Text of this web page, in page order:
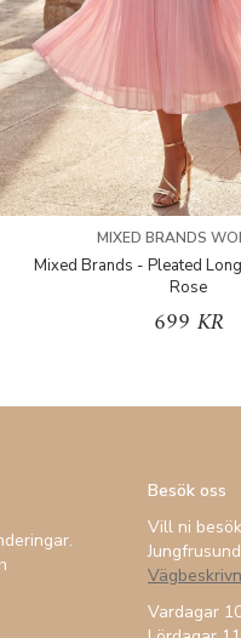
MIXED BRANDS
Mixed Brands - Pleated
Rose
699 KR
Besök oss
Vill ni
Vardagar